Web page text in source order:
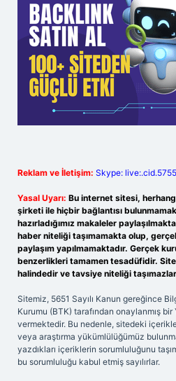
Reklam ve İletişim: Skype:
Yasal Uyarı: Bu internet sitesi,
şirketi ile hiçbir bağlantısı
hazırladığımız makaleler
haber niteliği taşımamakta olup,
paylaşım yapılmamaktadır. Gerçek
benzerlikleri tamamen tesadüfidir.
halindedir ve tavsiye niteliği
Sitemiz, 5651 Sayılı Kanun gereğince
Kurumu (BTK) tarafından onaylanmış
vermektedir. Bu nedenle, sitedeki
veya araştırma yükümlülüğümüz
yazdıkları içeriklerin sorumluluğunu
bu sorumluluğu kabul etmiş sayılırlar.